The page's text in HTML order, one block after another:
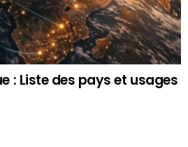
: Liste des pays et usages